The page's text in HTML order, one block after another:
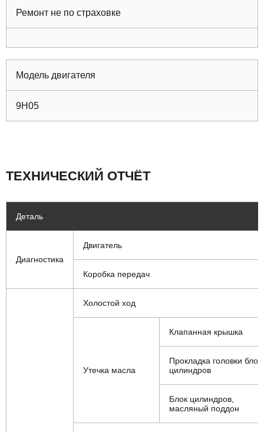
Ремонт не по страховке
Модель двигателя
9H05
ТЕХНИЧЕСКИЙ ОТЧЁТ
Деталь
Диагностика
Двигатель
Коробка передач
Холостой ход
Утечка масла
Клапанная крышка
Прокладка головки
цилиндров
Блок цилиндров,
масляный поддон